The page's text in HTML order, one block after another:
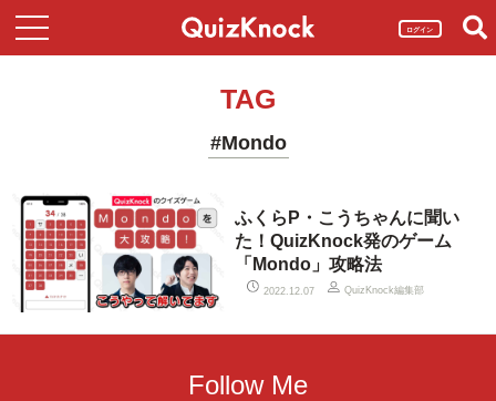
ログイン
TAG
#Mondo
ふくらP・こうちゃんに聞い
た！QuizKnock発のゲーム
「Mondo」攻略法
2022.12.07 QuizKnock編集部
Follow Me